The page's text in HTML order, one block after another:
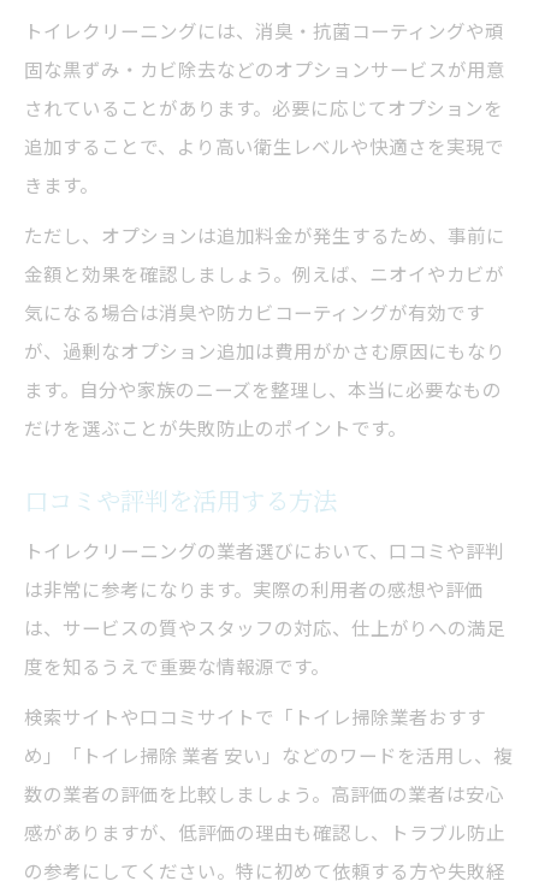
トイレクリーニングには、消臭・抗菌コーティングや頑
固な黒ずみ・カビ除去などのオプションサービスが用意
されていることがあります。必要に応じてオプションを
追加することで、より高い衛生レベルや快適さを実現で
きます。
ただし、オプションは追加料金が発生するため、事前に
金額と効果を確認しましょう。例えば、ニオイやカビが
気になる場合は消臭や防カビコーティングが有効です
が、過剰なオプション追加は費用がかさむ原因にもなり
ます。自分や家族のニーズを整理し、本当に必要なもの
だけを選ぶことが失敗防止のポイントです。
口コミや評判を活用する方法
トイレクリーニングの業者選びにおいて、口コミや評判
は非常に参考になります。実際の利用者の感想や評価
は、サービスの質やスタッフの対応、仕上がりへの満足
度を知るうえで重要な情報源です。
検索サイトや口コミサイトで「トイレ掃除業者おすす
め」「トイレ掃除 業者 安い」などのワードを活用し、複
数の業者の評価を比較しましょう。高評価の業者は安心
感がありますが、低評価の理由も確認し、トラブル防止
の参考にしてください。特に初めて依頼する方や失敗経